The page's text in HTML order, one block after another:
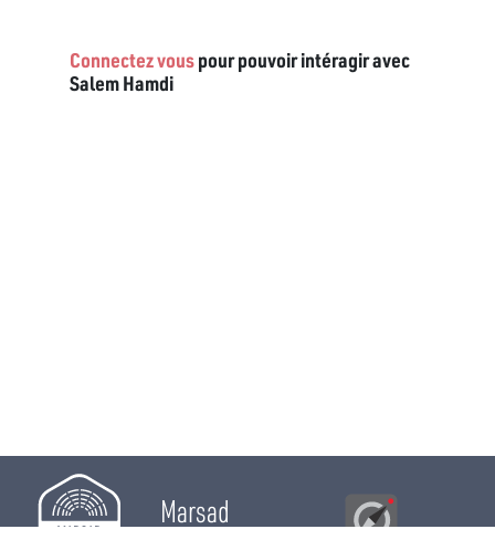
Connectez vouspour pouvoir intéragir avec
Salem Hamdi
Marsad